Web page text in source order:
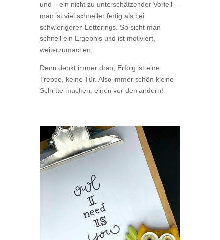
und – ein nicht zu unterschätzender Vorteil –
man ist viel schneller fertig als bei
schwierigeren Letterings. So sieht man
schnell ein Ergebnis und ist motiviert,
weiterzumachen.
Denn denkt immer dran, Erfolg ist eine
Treppe, keine Tür. Also immer schön kleine
Schritte machen, einen vor den andern!